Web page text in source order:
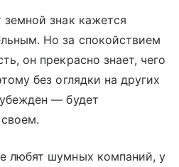
земной знак кажется
Но за спокойствием
он прекрасно знает, чего
без оглядки на других
— будет
любят шумных компаний, у